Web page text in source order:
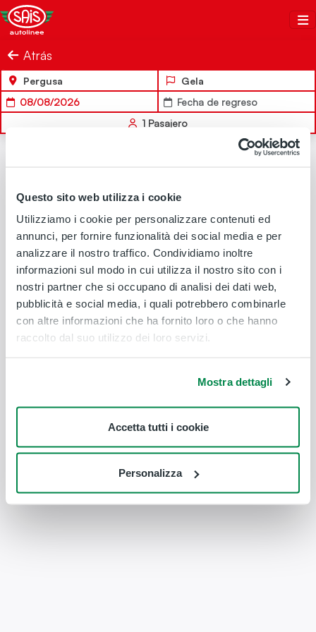
Questo sito web utilizza i cookie
Utilizziamo i cookie per personalizzare contenuti ed
annunci, per fornire funzionalità dei social media e per
analizzare il nostro traffico. Condividiamo inoltre
informazioni sul modo in cui utilizza il nostro sito con i
nostri partner che si occupano di analisi dei dati web,
pubblicità e social media, i quali potrebbero combinarle
con altre informazioni che ha fornito loro o che hanno
raccolto dal suo utilizzo dei loro servizi.
Mostra dettagli
Accetta tutti i cookie
Personalizza
Salta al contenuto
Sais Autolinee
Atrás
Pergusa
Gela
08/08/2026
Fecha de regreso
1 Pasajero
No hay soluciones de viaje disponibles para los criterios de
búsqueda seleccionados